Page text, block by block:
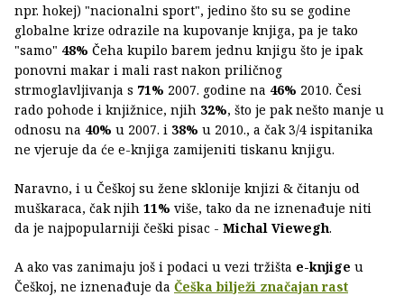
npr. hokej) "nacionalni sport", jedino što su se godine
globalne krize odrazile na kupovanje knjiga, pa je tako
"samo" 48% Čeha kupilo barem jednu knjigu što je ipak
ponovni makar i mali rast nakon priličnog
strmoglavljivanja s 71% 2007. godine na 46% 2010. Česi
rado pohode i knjižnice, njih 32%, što je pak nešto manje u
odnosu na 40% u 2007. i 38% u 2010., a čak 3/4 ispitanika
ne vjeruje da će e-knjiga zamijeniti tiskanu knjigu.
Naravno, i u Češkoj su žene sklonije knjizi & čitanju od
muškaraca, čak njih 11% više, tako da ne iznenađuje niti
da je najpopularniji češki pisac - Michal Viewegh.
A ako vas zanimaju još i podaci u vezi tržišta e-knjige u
Češkoj, ne iznenađuje da Češka bilježi značajan rast